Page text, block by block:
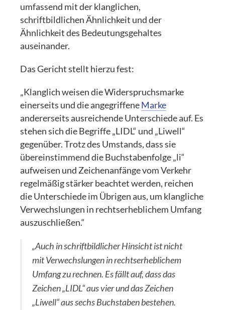
umfassend mit der klanglichen,
schriftbildlichen Ähnlichkeit und der
Ähnlichkeit des Bedeutungsgehaltes
auseinander.
Das Gericht stellt hierzu fest:
„Klanglich weisen die Widerspruchsmarke
einerseits und die angegriffeneMarke
andererseits ausreichende Unterschiede auf. Es
stehen sich die Begriffe „LIDL“ und „Liwell“
gegenüber. Trotz des Umstands, dass sie
übereinstimmend die Buchstabenfolge „li“
aufweisen und Zeichenanfänge vom Verkehr
regelmäßig stärker beachtet werden, reichen
die Unterschiede im Übrigen aus, um klangliche
Verwechslungen in rechtserheblichem Umfang
auszuschließen.“
„Auch in schriftbildlicher Hinsicht ist nicht
mit Verwechslungen in rechtserheblichem
Umfang zu rechnen. Es fällt auf, dass das
Zeichen „LIDL“ aus vier und das Zeichen
„Liwell“ aus sechs Buchstaben bestehen.